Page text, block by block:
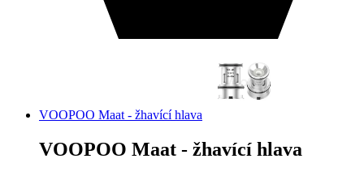
VOOPOO Maat - žhavící hlava
VOOPOO Maat - žhavící hlava